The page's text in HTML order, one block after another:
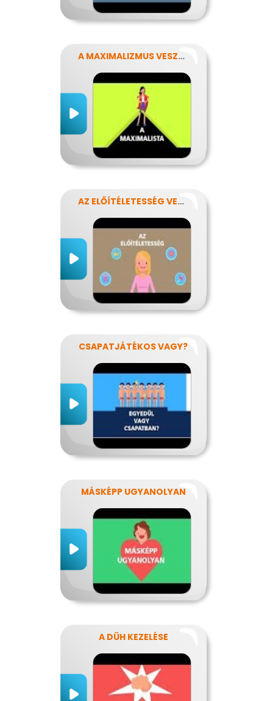
A MAXIMALIZMUS VESZÉLYEI
AZ ELŐÍTÉLETESSÉG VESZÉLYEI
CSAPATJÁTÉKOS VAGY?
MÁSKÉPP UGYANOLYAN
A DÜH KEZELÉSE